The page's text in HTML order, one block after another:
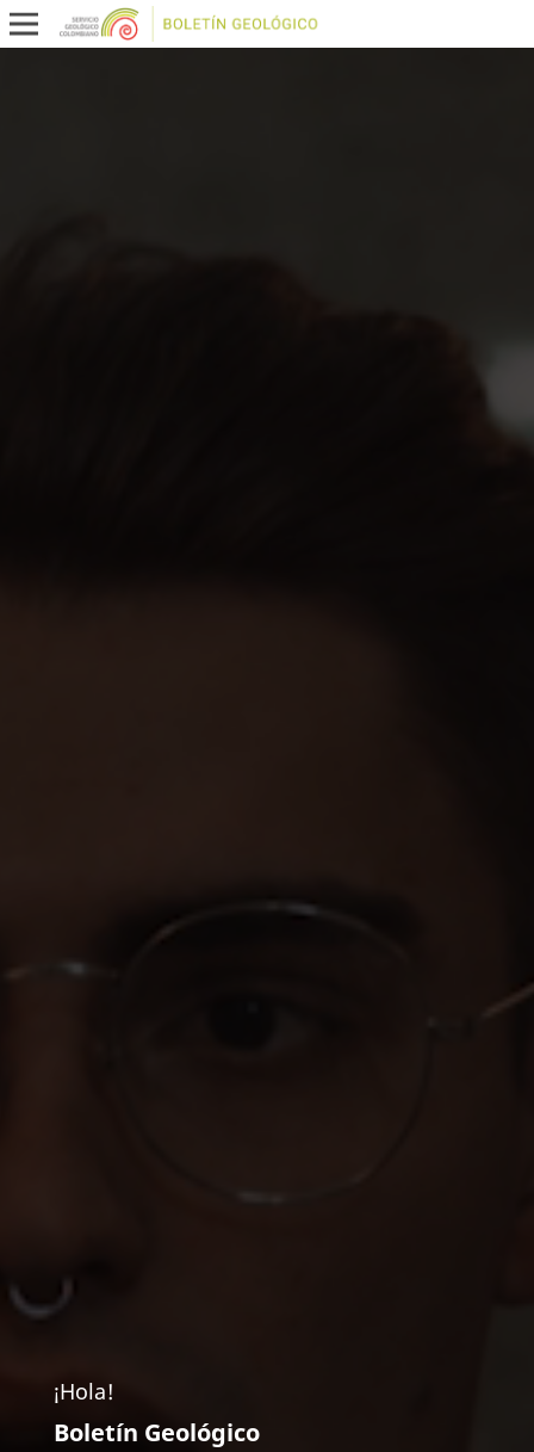
¡Hola!
Boletín Geológico